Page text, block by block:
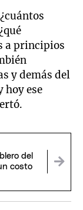
a principios
y demás del
hoy ese
del
costo